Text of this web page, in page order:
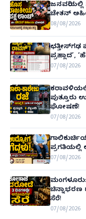
ಚೇತನ್
08/08/2026
ಛತ್ತೀಸ್‌ಗಢ
ಪ್ರಹ್ಲಾದ’,
07/08/2026
ಪುತ್ತೂರು
ಘೋಷಣೆ!
07/08/2026
ಪ್ರಗತಿಯಲ್ಲಿ
07/08/2026
ಸೆರೆ!
07/08/2026